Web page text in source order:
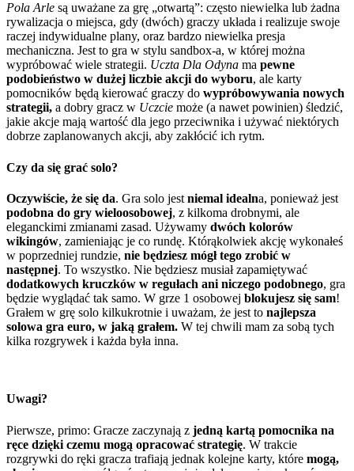
Pola Arle są uważane za grę „otwartą”: często niewielka lub żadna
rywalizacja o miejsca, gdy (dwóch) graczy układa i realizuje swoje
raczej indywidualne plany, oraz bardzo niewielka presja
mechaniczna. Jest to gra w stylu sandbox-a, w której można
wypróbować wiele strategii. Uczta Dla Odyna ma pewne
podobieństwo w dużej liczbie akcji do wyboru, ale karty
pomocników będą kierować graczy do wypróbowywania nowych
strategii, a dobry gracz w Uczcie może (a nawet powinien) śledzić,
jakie akcje mają wartość dla jego przeciwnika i używać niektórych
dobrze zaplanowanych akcji, aby zakłócić ich rytm.
Czy da się grać solo?
Oczywiście, że się da. Gra solo jest niemal idealna, ponieważ jest
podobna do gry wieloosobowej, z kilkoma drobnymi, ale
eleganckimi zmianami zasad. Używamy dwóch kolorów
wikingów, zamieniając je co rundę. Którąkolwiek akcję wykonałeś
w poprzedniej rundzie, nie będziesz mógł tego zrobić w
następnej. To wszystko. Nie będziesz musiał zapamiętywać
dodatkowych kruczków w regułach ani niczego podobnego, gra
będzie wyglądać tak samo. W grze 1 osobowej blokujesz się sam!
Grałem w grę solo kilkukrotnie i uważam, że jest to najlepsza
solowa gra euro, w jaką grałem. W tej chwili mam za sobą tych
kilka rozgrywek i każda była inna.
Uwagi?
Pierwsze, primo: Gracze zaczynają z jedną kartą pomocnika na
ręce dzięki czemu mogą opracować strategię. W trakcie
rozgrywki do ręki gracza trafiają jednak kolejne karty, które mogą,